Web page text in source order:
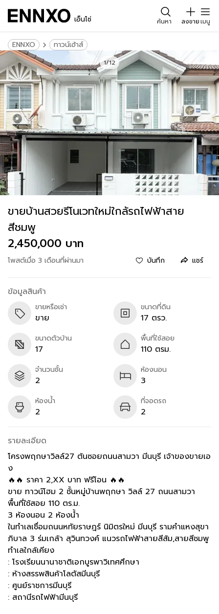
เอ็นโซ่ ค้นหา ลงขายเมนู
ENNXO ทาวน์เฮ้าส์
1/12
ขายบ้านสวยรีโนเวทใหม่ใกล้รถไฟฟ้าสาย
สีชมพู
2,450,000 บาท
โพสต์เมื่อ 3 เดือนที่ผ่านมา บันทึก แชร์
ข้อมูลสินค้า
ขายหรือเช่า
ขาย
ขนาดที่ดิน
17 ตรว.
ขนาดตัวบ้าน
17
พื้นที่ใช้สอย
110 ตรม.
จำนวนชั้น
2
ห้องนอน
3
ห้องน้ำ
2
ที่จอดรถ
2
รายละเอียด
โครงพฤกษาวิลล์27 ต้นซอยถนนสามวา มีนบุรี เจ้าของขายเอ
ง
🔥🔥 ราคา 2,XX บาท ฟรีโอน 🔥🔥
ขาย ทาวน์โฮม 2 ชั้นหมู่บ้านพฤกษา วิลล์ 27 ถนนสามวา
พื้นที่ใช้สอย 110 ตร.ม.
3 ห้องนอน 2 ห้องน้ำ
ในทำเลเชื่อมถนนหทัยราษฎร์ นิมิตรใหม่ มีนบุรี รามคำแหงสุขา
ภิบาล 3 ร่มเกล้า สุวินทวงค์ แนวรถไฟฟ้าสายสีส้ม,สายสีชมพู
ทำเลใกล้เคียง
: โรงเรียนนานาชาติเอกบูรพาวิเทศศึกษา
: ห้างสรรพสินค้าโลตัสมีนบุรี
: ศูนย์ราชการมีนบุรี
: สถานีรถไฟฟ้ามีนบุรี